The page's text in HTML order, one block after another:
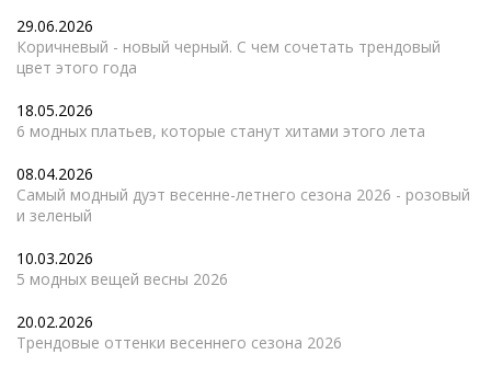
29.06.2026
Коричневый - новый черный. С чем сочетать трендовый
цвет этого года
18.05.2026
6 модных платьев, которые станут хитами этого лета
08.04.2026
Самый модный дуэт весенне-летнего сезона 2026 - розовый
и зеленый
10.03.2026
5 модных вещей весны 2026
20.02.2026
Трендовые оттенки весеннего сезона 2026